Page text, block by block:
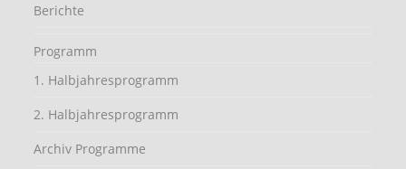
Berichte
Programm
1. Halbjahresprogramm
2. Halbjahresprogramm
Archiv Programme